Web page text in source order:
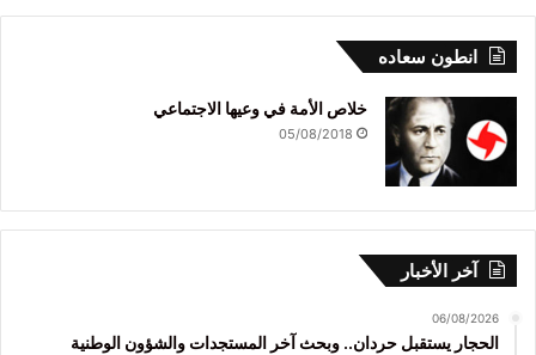
انطون سعاده
خلاص الأمة في وعيها الاجتماعي
05/08/2018
آخر الأخبار
06/08/2026
الحجار يستقبل حردان.. وبحث آخر المستجدات والشؤون الوطنية